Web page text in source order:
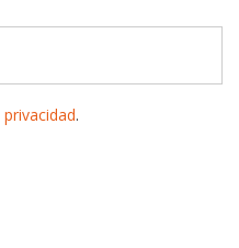
.